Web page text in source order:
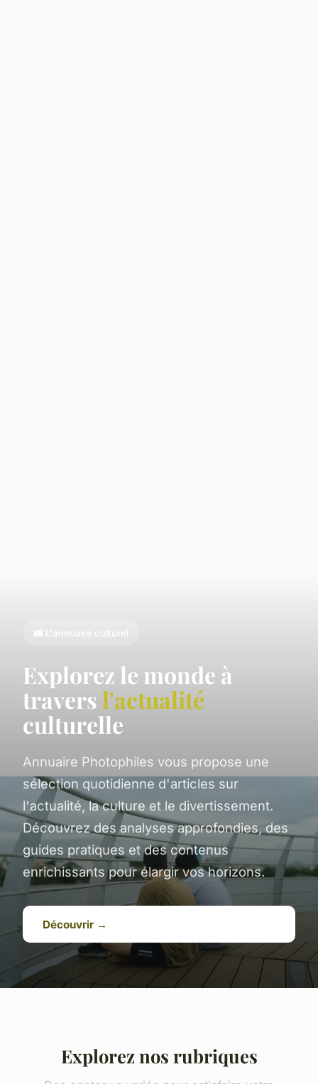
📸 L'annuaire culturel
Explorez le monde à
traversl'actualité
culturelle
Annuaire Photophiles vous propose une
sélection quotidienne d'articles sur
l'actualité, la culture et le divertissement.
Découvrez des analyses approfondies, des
guides pratiques et des contenus
enrichissants pour élargir vos horizons.
Découvrir →
Explorez nos rubriques